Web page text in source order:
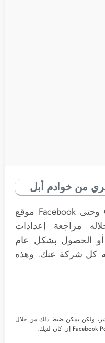
من خوادم أبل
لكل من Amazon و Google وحتى Facebook موقع
مراجعة إعدادات
أو الحصول بشكل عام
كل شركة عنك. وهذه
ولكن يمكن ضبط ذلك من خلال